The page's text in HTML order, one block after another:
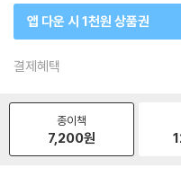
앱 다운 시 1천원 상품권
결제혜택
종이책
7,200원